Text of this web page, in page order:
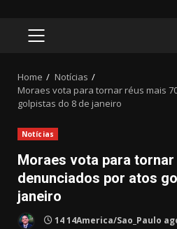
PRIMARY
Home
Notícias
Moraes vota para tornar réus mais
golpistas do 8 de janeiro
Notícias
Moraes vota para
denunciados por atos
janeiro
14 14America/Sao_Paulo